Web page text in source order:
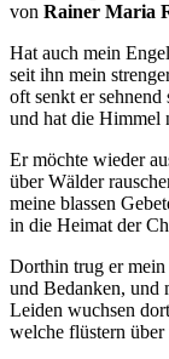
von Rainer Maria
Hat auch mein
seit ihn mein
oft senkt er sehnend
und hat die Himmel
Er möchte wieder
über Wälder
meine blassen
in die Heimat der
Dorthin trug er mein
und Bedanken, und
Leiden wuchsen
welche flüstern über